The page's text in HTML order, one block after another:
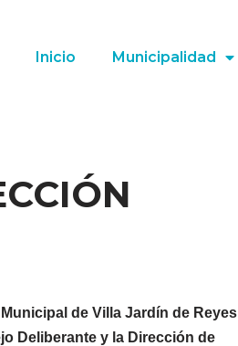
Inicio Municipalidad
de Villa Jardín de Reyes
Deliberante y la Dirección de